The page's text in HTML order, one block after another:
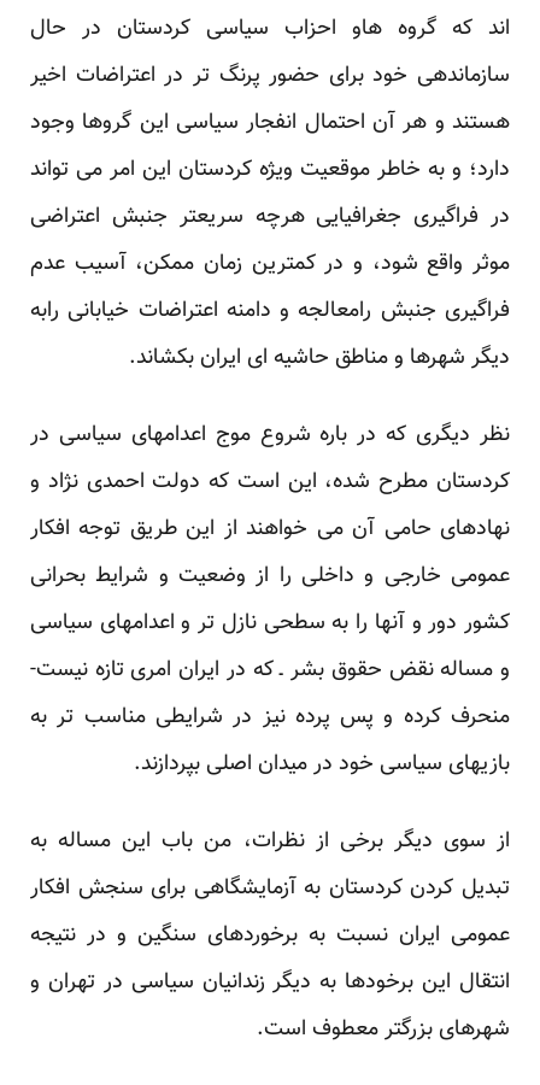
اند که گروه هاو احزاب سیاسی کردستان در حال
سازماندهی خود برای حضور پرنگ تر در اعتراضات اخیر
هستند و هر آن احتمال انفجار سیاسی این گروها وجود
دارد؛ و به خاطر موقعیت ویژه کردستان این امر می تواند
در فراگیری جغرافیایی هرچه سریعتر جنبش اعتراضی
موثر واقع شود، و در کمترین زمان ممکن، آسیب عدم
فراگیری جنبش رامعالجه و دامنه اعتراضات خیابانی رابه
دیگر شهرها و مناطق حاشیه ای ایران بکشاند.
نظر دیگری که در باره شروع موج اعدامهای سیاسی در
کردستان مطرح شده، این است که دولت احمدی نژاد و
نهادهای حامی آن می خواهند از این طریق توجه افکار
عمومی خارجی و داخلی را از وضعیت و شرایط بحرانی
کشور دور و آنها را به سطحی نازل تر و اعدامهای سیاسی
و مساله نقض حقوق بشر ـ که در ایران امری تازه نیست-
منحرف کرده و پس پرده نیز در شرایطی مناسب تر به
بازیهای سیاسی خود در میدان اصلی بپردازند.
از سوی دیگر برخی از نظرات، من باب این مساله به
تبدیل کردن کردستان به آزمایشگاهی برای سنجش افکار
عمومی ایران نسبت به برخوردهای سنگین و در نتیجه
انتقال این برخودها به دیگر زندانیان سیاسی در تهران و
شهرهای بزرگتر معطوف است.